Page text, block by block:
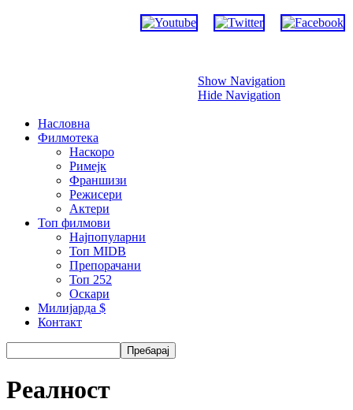
Show Navigation
Hide Navigation
Насловна
Филмотека
Наскоро
Римејк
Франшизи
Режисери
Актери
Топ филмови
Најпопуларни
Топ MIDB
Препорачани
Топ 252
Оскари
Милијарда $
Контакт
Реалност